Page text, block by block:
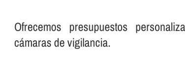
Ofrecemos presupuestos
cámaras de vigilancia.